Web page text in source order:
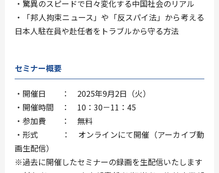
・驚異のスピードで日々変化する中国社会のリアル
・「邦人拘束ニュース」や「反スパイ法」から考える
日本人駐在員や赴任者をトラブルから守る方法
セミナー概要
・開催日 ： 2025年9月2日（火）
・開催時間 ： 10：30－11：45
・参加費 ： 無料
・形式 ： オンラインにて開催（アーカイブ動
画生配信）
※過去に開催したセミナーの録画を生配信いたします